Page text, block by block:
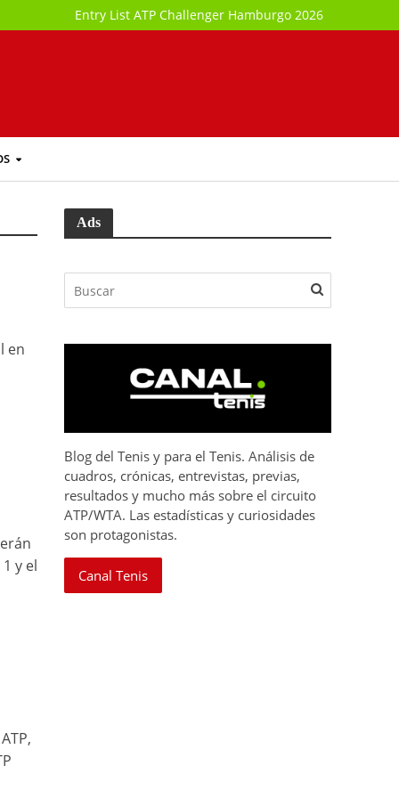
Entry List ATP Challenger Hamburgo 2026
en
y el
Ads
Blog del Tenis y para el Tenis. Análisis de
cuadros, crónicas, entrevistas, previas,
resultados y mucho más sobre el circuito
ATP/WTA. Las estadísticas y curiosidades
son protagonistas.
Canal Tenis